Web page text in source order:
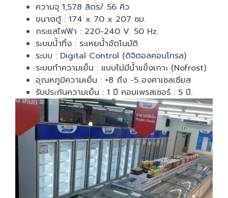
ความจุ 1,578 ลิตร/ 56 คิว
ขนาดตู้ : 174 x 70 x 207 ซม.
กระแสไฟฟ้า : 220-240 V. 50 Hz.
ระบบน้ำทิ้ง : ระเหยน้ำอัตโนมัติ
ระบบ : Digital Control (ดิจิตอลคอนโทรล)
ระบบทำความเย็น : แบบไม่มีน้ำแข็งเกาะ (Nofrost)
อุณหภูมิความเย็น : +8 ถึง -5 องศาเซลเซียส
รับประกันความเย็น : 1 ปี คอมเพรสเซอร์ : 5 ปี.